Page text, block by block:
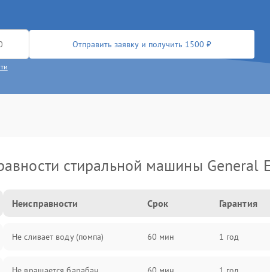
Отправить заявку и получить 1500 ₽
стиральной машины General
Неисправности Срок Гарантия
Не сливает воду (помпа) 60 мин 1 год